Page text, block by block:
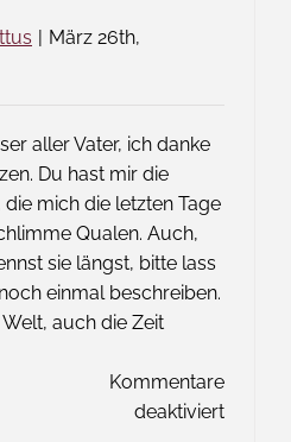
März 26th,
aller Vater, ich danke
Du hast mir die
mich die letzten Tage
Qualen. Auch,
sie längst, bitte lass
einmal beschreiben.
auch die Zeit
Kommentare
deaktiviertfür